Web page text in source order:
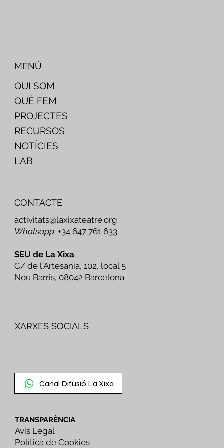
QUI SOM
QUÈ FEM
PROJECTES
RECURSOS
NOTÍCIES
LAB
MENÚ
CONTACTE
activitats@laxixateatre.org
Whatsapp: +34 647 761 633
SEU de La Xixa
C/ de l'Artesania, 102, local 5
Nou Barris, 08042 Barcelona
XARXES SOCIALS
Canal Difusió La Xixa
TRANSPARÈNCIA
Avís Legal
Política de Cookies